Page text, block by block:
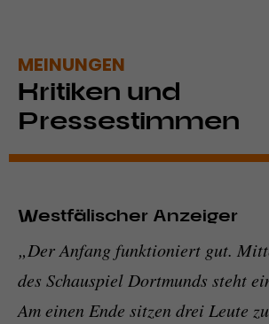
MEINUNGEN
Kritiken und
Pressestimmen
Westfälischer Anzeiger
„Der Anfang funktioniert gut.
des Schauspiel Dortmunds steht
Am einen Ende sitzen drei Leute